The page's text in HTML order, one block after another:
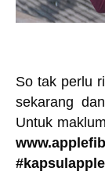
So tak perlu
sekarang
Untuk
#kapsulapple